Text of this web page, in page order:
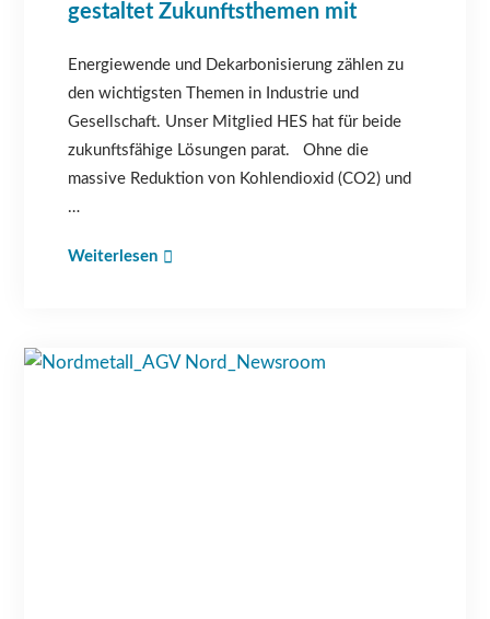
gestaltet Zukunftsthemen mit
Energiewende und Dekarbonisierung zählen zu
den wichtigsten Themen in Industrie und
Gesellschaft. Unser Mitglied HES hat für beide
zukunftsfähige Lösungen parat. Ohne die
massive Reduktion von Kohlendioxid (CO2) und
…
Weiterlesen